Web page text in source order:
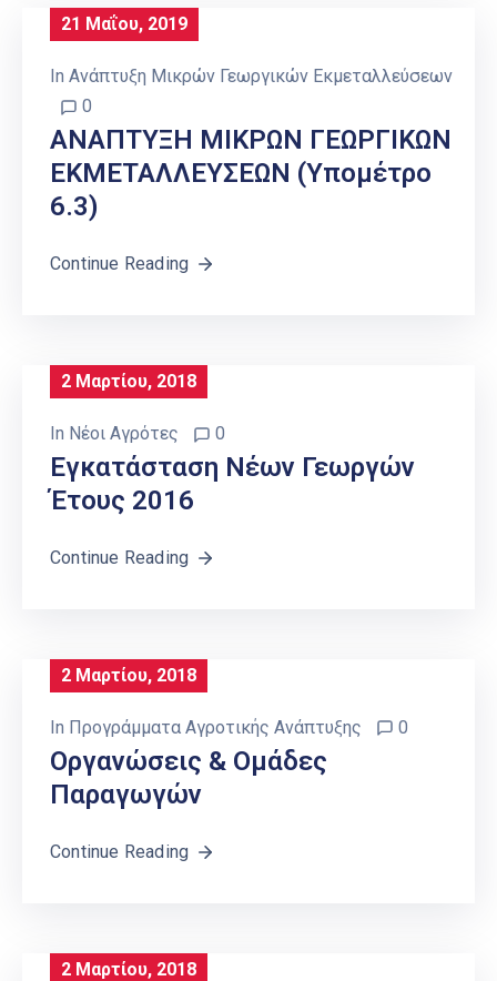
21 Μαΐου, 2019
In Ανάπτυξη Μικρών Γεωργικών Εκμεταλλεύσεων
0
ΑΝΑΠΤΥΞΗ ΜΙΚΡΩΝ ΓΕΩΡΓΙΚΩΝ
ΕΚΜΕΤΑΛΛΕΥΣΕΩΝ (Υπομέτρο
6.3)
Continue Reading
2 Μαρτίου, 2018
In Νέοι Αγρότες 0
Εγκατάσταση Νέων Γεωργών
Έτους 2016
Continue Reading
2 Μαρτίου, 2018
In Προγράμματα Αγροτικής Ανάπτυξης 0
Οργανώσεις & Ομάδες
Παραγωγών
Continue Reading
2 Μαρτίου, 2018